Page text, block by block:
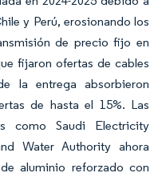
y Perú, erosionando los
de precio fijo en
fijaron ofertas de cables
la entrega absorbieron
de hasta el 15%. Las
como Saudi Electricity
Water Authority ahora
aluminio reforzado con